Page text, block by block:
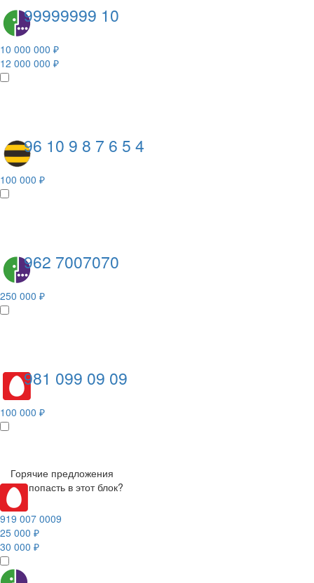
99999999 10
10 000 000 ₽
12 000 000 ₽
96 10 9 8 7 6 5 4
100 000 ₽
962 7007070
250 000 ₽
981 099 09 09
100 000 ₽
Горячие предложения
Как попасть в этот блок?
919 007 0009
25 000 ₽
30 000 ₽